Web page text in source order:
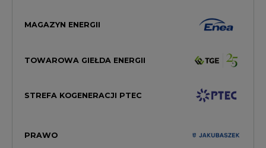
MAGAZYN ENERGII
TOWAROWA GIEŁDA ENERGII
STREFA KOGENERACJI PTEC
PRAWO